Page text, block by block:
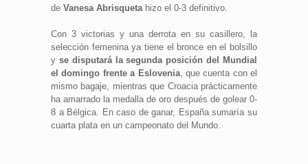
de Vanesa Abrisquetahizo el 0-3 definitivo.
Con 3 victorias y una derrota en su casillero, la
selección femenina ya tiene el bronce en el bolsillo
y se disputará la segunda posición del Mundial
el domingo frente a Eslovenia, que cuenta con el
mismo bagaje, mientras que Croacia prácticamente
ha amarrado la medalla de oro después de golear 0-
8 a Bélgica. En caso de ganar, España sumaría su
cuarta plata en un campeonato del Mundo.